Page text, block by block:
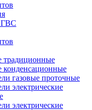
ГВС
традиционные
конденсационные
газовые проточные
электрические
электрические